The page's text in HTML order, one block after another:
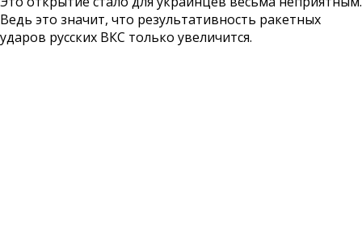
Ведь это значит, что результативность ракетных
ударов русских ВКС только увеличится.